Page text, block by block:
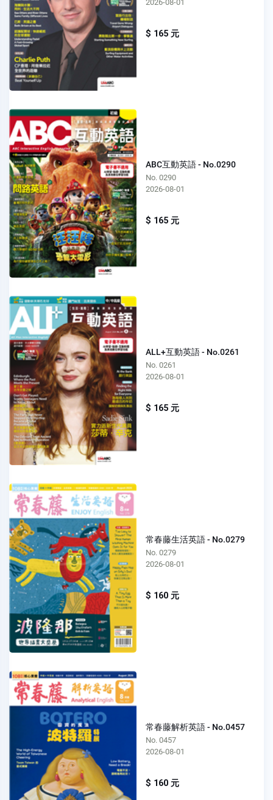
2026-08-01
$ 165 元
ABC互動英語 - No.0290
No. 0290
2026-08-01
$ 165 元
ALL+互動英語 - No.0261
No. 0261
2026-08-01
$ 165 元
常春藤生活英語 - No.0279
No. 0279
2026-08-01
$ 160 元
常春藤解析英語 - No.0457
No. 0457
2026-08-01
$ 160 元